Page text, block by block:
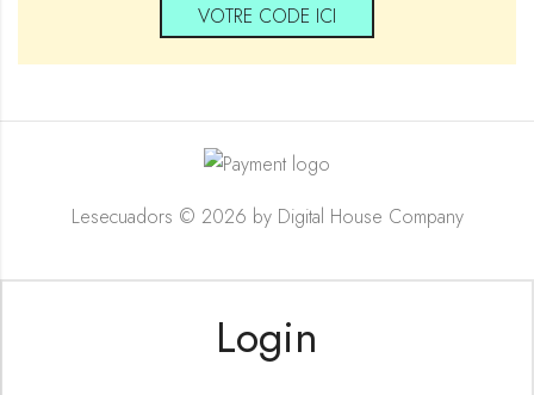
VOTRE CODE ICI
Lesecuadors © 2026 by Digital House Company
Login